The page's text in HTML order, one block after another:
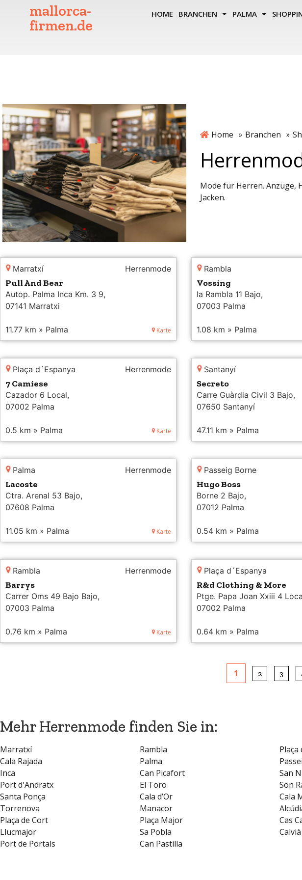
mallorca-
firmen.de
HOME BRANCHEN PALMA
Home » Branchen »
Mode für Herren. Anzüge,
Jacken.
Marratxí Herrenmode
Pull And Bear
Autop. Palma Inca Km. 3 9,
07141 Marratxi
11.77 km » Palma Karte
Rambla
Vossing
la Rambla 11 Bajo,
07003 Palma
1.08 km » Palma
Plaça d´Espanya Herrenmode
7 Camiese
Cazador 6 Local,
07002 Palma
0.5 km » Palma Karte
Santanyí
Secreto
Carre Guàrdia Civil 3 Bajo,
07650 Santanyí
47.11 km » Palma
Palma Herrenmode
Lacoste
Ctra. Arenal 53 Bajo,
07608 Palma
11.05 km » Palma Karte
Passeig Borne
Hugo Boss
Borne 2 Bajo,
07012 Palma
0.54 km » Palma
Rambla Herrenmode
Barrys
Carrer Oms 49 Bajo Bajo,
07003 Palma
0.76 km » Palma Karte
Plaça d´Espanya
R&d Clothing & More
Ptge. Papa Joan Xxiii 4
07002 Palma
0.64 km » Palma
1 2 3
Mehr Herrenmode finden Sie in:
Marratxí Rambla Plaça
Cala Rajada
Palma
Inca
Can Picafort San
Port d'Andratx
El Toro Son
Santa Ponça
Cala d’Or Cala
Torrenova
Manacor
Plaça de Cort
Plaça Major Cas
Llucmajor
Sa Pobla Calvià
Port de Portals
Can Pastilla